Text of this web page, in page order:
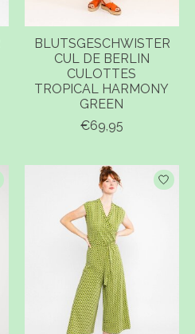
BLUTSGESCHWISTER
CUL DE BERLIN
CULOTTES
TROPICAL HARMONY
GREEN
€69,95